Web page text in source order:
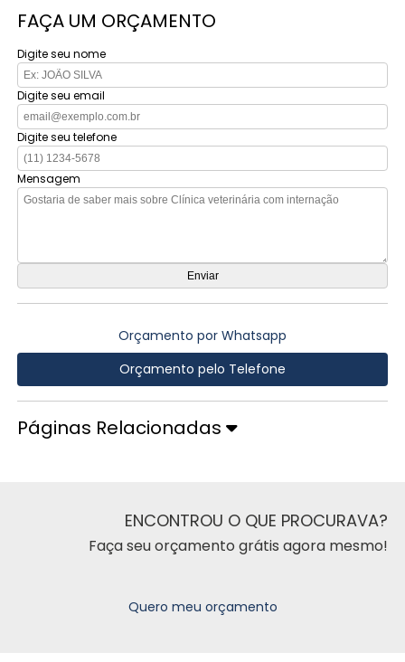
FAÇA UM ORÇAMENTO
Digite seu nome
Digite seu email
Digite seu telefone
Mensagem
Orçamento por Whatsapp
Orçamento pelo Telefone
Páginas Relacionadas
ENCONTROU O QUE PROCURAVA?
Faça seu orçamento grátis agora mesmo!
Quero meu orçamento